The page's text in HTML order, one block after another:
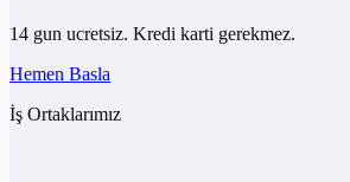
14 gun ucretsiz. Kredi karti gerekmez.
Hemen Basla
İş Ortaklarımız